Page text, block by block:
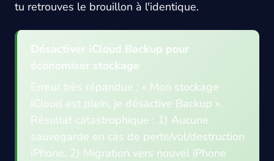
tu retrouves le brouillon à l'identique.
Désactiver iCloud Backup pour
économiser stockage
Erreur très répandue : « Mon stockage
iCloud est plein, je désactive Backup ».
Résultat catastrophique : 1) Aucune
sauvegarde en cas de perte/vol/destruction
iPhone. 2) Migration vers nouvel iPhone